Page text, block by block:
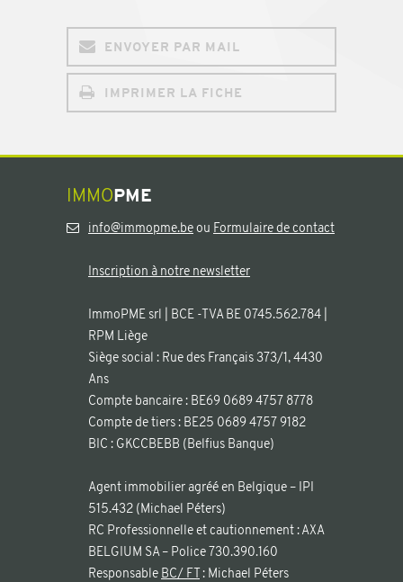
ENVOYER PAR MAIL
IMPRIMER LA FICHE
IMMOPME
info@immopme.beou Formulaire de contact
Inscription à notre newsletter
ImmoPME srl | BCE -TVA BE 0745.562.784 |
RPM Liège
Siège social : Rue des Français 373/1, 4430
Ans
Compte bancaire : BE69 0689 4757 8778
Compte de tiers : BE25 0689 4757 9182
BIC : GKCCBEBB (Belfius Banque)
Agent immobilier agréé en Belgique – IPI
515.432 (Michael Péters)
RC Professionnelle et cautionnement : AXA
BELGIUM SA – Police 730.390.160
Responsable BC/ FT: Michael Péters